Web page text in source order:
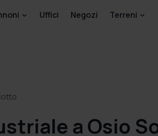
Uffici Negozi Terreni
a Osio